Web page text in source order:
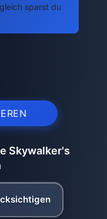
sparst du
Skywalker's